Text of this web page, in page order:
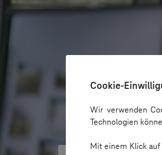
Cookie-
Wir verwenden
Technologien
Mit einem Klick